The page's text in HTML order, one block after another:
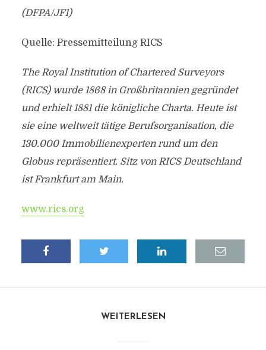
(DFPA/JF1)
Quelle: Pressemitteilung RICS
The Royal Institution of Chartered Surveyors
(RICS) wurde 1868 in Großbritannien gegründet
und erhielt 1881 die königliche Charta. Heute ist
sie eine weltweit tätige Berufsorganisation, die
130.000 Immobilienexperten rund um den
Globus repräsentiert. Sitz von RICS Deutschland
ist Frankfurt am Main.
www.rics.org
WEITERLESEN